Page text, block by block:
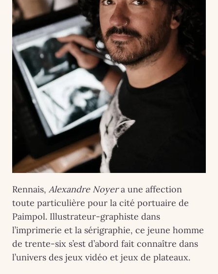
Rennais, Alexandre Noyera une affection
toute particulière pour la cité portuaire de
Paimpol. Illustrateur-graphiste dans
l’imprimerie et la sérigraphie, ce jeune homme
de trente-six s’est d’abord fait connaître dans
l’univers des jeux vidéo et jeux de plateaux.